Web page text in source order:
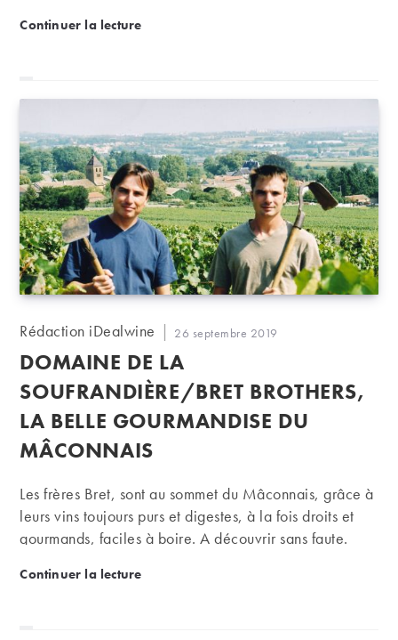
Continuer la lectureiDealwine reçu à l’Elysée avec les « 500
Auteur/autrice
la
publication :
Rédaction iDealwine
Publication
26 septembre 2019
DOMAINE DE LA
SOUFRANDIÈRE/BRET BROTHERS,
LA BELLE GOURMANDISE DU
MÂCONNAIS
Les frères Bret, sont au sommet du Mâconnais, grâce à
leurs vins toujours purs et digestes, à la fois droits et
gourmands, faciles à boire. A découvrir sans faute.
Continuer la lectureDomaine de la Soufrandière/Bret Brothers, la